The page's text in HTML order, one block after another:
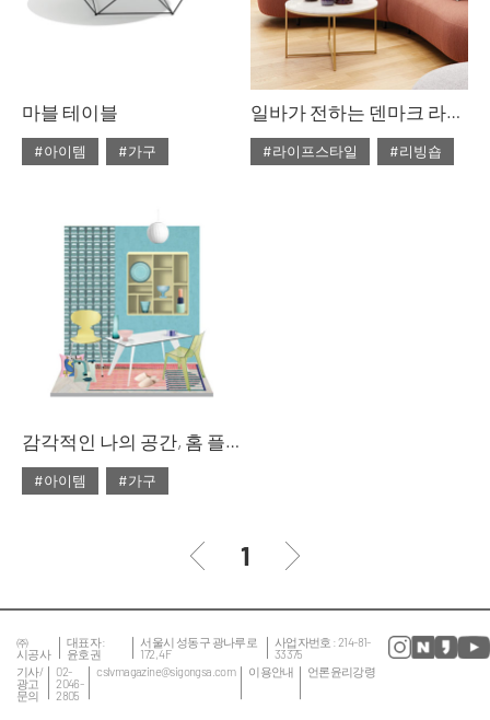
#체어
#테이블
#패브릭
마블 테이블
#아이템
#가구
#대리석
#마블
#마블 테이블
#쇼핑
#테이블
일바가 전하는 덴마크 라이프스타일
#라이프스타일
#리빙숍
감각적인 나의 공간, 홈 플레이스
#아이템
#가구
#소품
#의자
#인테리어
#조명
#집 꾸미기
#침실
#테이블
1
㈜
시공사
대표자 :
윤호권
서울시 성동구 광나루로
172, 4F
사업자번호 : 214-81-
33375
기사/
광고
문의
02-
2046-
2805
cslvmagazine@sigongsa.com 이용안내 언론윤리강령